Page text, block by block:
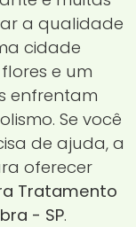
a qualidade
cidade
e um
enfrentam
Se você
de ajuda, a
oferecer
Tratamento
- SP.